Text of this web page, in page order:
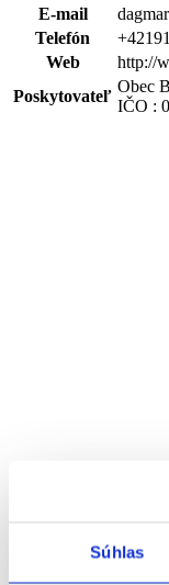
Súhlas
E-mail
Telefón
Web
http://
Poskytovateľ
Obec
IČO :